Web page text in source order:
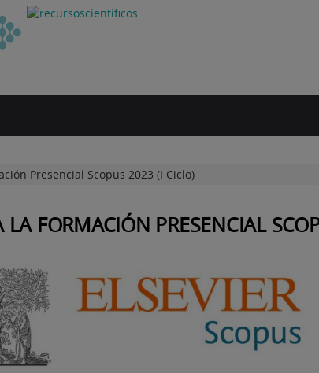
Presencial Scopus 2023 (I Ciclo)
FORMACIÓN PRESENCIAL